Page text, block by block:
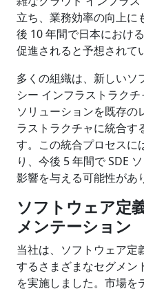
立ち、業務効率の向上に
後 10 年間で日本におけ
促進されると予想されて
多くの組織は、新しいソ
シー インフラストラク
ソリューションを既存の
ラストラクチャに統合す
す。この統合プロセスに
り、今後 5 年間で SDE
影響を与える可能性があ
ソフトウェア定
メンテーション
当社は、ソフトウェア定
するさまざまなセグメン
を実施しました。市場を